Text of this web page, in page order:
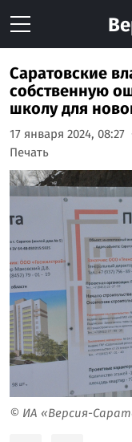
Саратовские
собственную
школу для
17 января 2024, 08:27
Печать
© ИА «Версия-